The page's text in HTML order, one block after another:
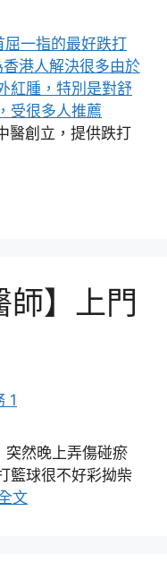
醫創立，提供跌打
師】上門
突然晚上弄傷碰瘀
籃球很不好彩拗柴
文